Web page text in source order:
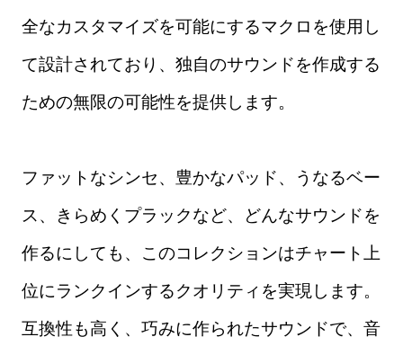
全なカスタマイズを可能にするマクロを使用し
て設計されており、独自のサウンドを作成する
ための無限の可能性を提供します。
ファットなシンセ、豊かなパッド、うなるベー
ス、きらめくプラックなど、どんなサウンドを
作るにしても、このコレクションはチャート上
位にランクインするクオリティを実現します。
互換性も高く、巧みに作られたサウンドで、音